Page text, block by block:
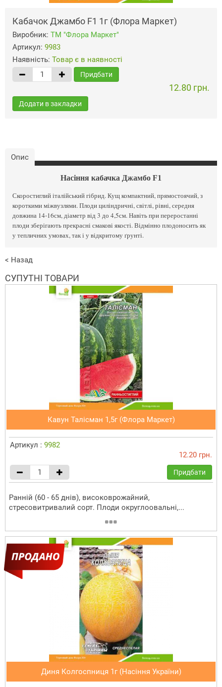
Кабачок Джамбо F1 1г (Флора Маркет)
Виробник: ТМ "Флора Маркет"
Артикул: 9983
Наявність: Товар є в наявності
Придбати
12.80 грн.
Додати в закладки
Опис
Насіння кабачка Джамбо F1
Скоростиглий італійський гібрид. Кущ компактний, прямостоячий, з
короткими міжвузлями. Плоди циліндричні, світлі, рівні, середня
довжина 14-16см, діаметр від 3 до 4,5см. Навіть при переростанні
плоди зберігають прекрасні смакові якості. Відмінно плодоносить як
у тепличних умовах, так і у відкритому ґрунті.
< Назад
СУПУТНІ ТОВАРИ
Кавун Талісман 1,5г (Флора Маркет)
Артикул : 9982
12.20 грн.
Придбати
Ранній (60 - 65 днів), високоврожайний,
стресовитривалий сорт. Плоди округлоовальні,...
Диня Колгоспниця 1г (Насіння України)